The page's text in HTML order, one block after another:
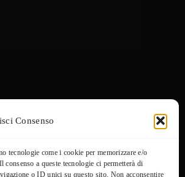
Consenso
tecnologie come i cookie per memorizzare e/o
a queste tecnologie ci permetterà di
o ID unici su questo sito. Non acconsentire